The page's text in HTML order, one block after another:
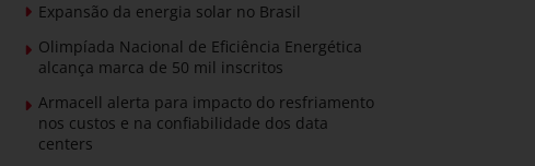
Expansão da energia solar no Brasil
Olimpíada Nacional de Eficiência Energética
alcança marca de 50 mil inscritos
Armacell alerta para impacto do resfriamento
nos custos e na confiabilidade dos data
centers